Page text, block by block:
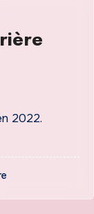
2022.